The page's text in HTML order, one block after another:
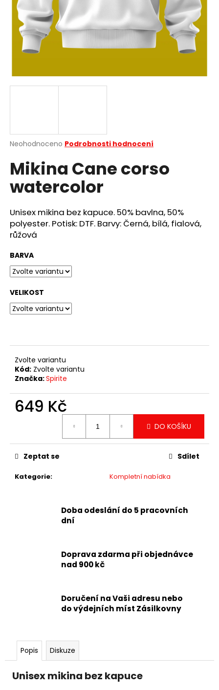
Průměrné
produktu
je
z
hvězdiček.
Neohodnoceno Podrobnosti hodnocení
Mikina Cane corso
watercolor
Unisex mikina bez kapuce. 50% bavlna, 50%
polyester. Potisk: DTF. Barvy: Černá, bílá, fialová,
růžová
BARVA
VELIKOST
Zvolte variantu
Kód: Zvolte variantu
Značka:Spirite
649 Kč
DO KOŠÍKU
Kategorie: Kompletní nabídka
Zeptat se Sdílet
Doba odeslání do 5 pracovních
dní
Doprava zdarma při objednávce
nad 900 kč
Doručení na Vaši adresu nebo
do výdejních míst Zásilkovny
Popis Diskuze
Unisex mikina bez kapuce
a
o
p
o
u
č
u
j
e
m
e
TRIKO
HOUBA
Kč